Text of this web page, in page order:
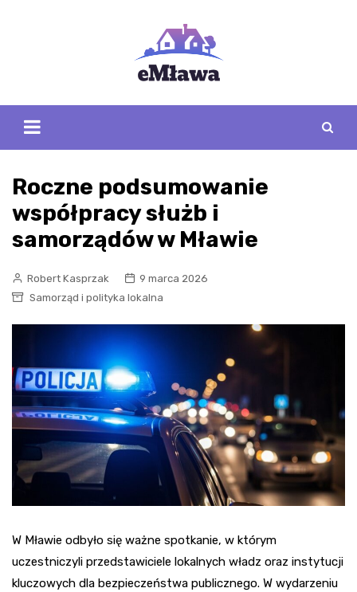
Roczne podsumowanie
współpracy służb i
samorządów w Mławie
Robert Kasprzak
9 marca 2026
Samorząd i polityka lokalna
W Mławie odbyło się ważne spotkanie, w którym
uczestniczyli przedstawiciele lokalnych władz oraz instytucji
kluczowych dla bezpieczeństwa publicznego. W wydarzeniu